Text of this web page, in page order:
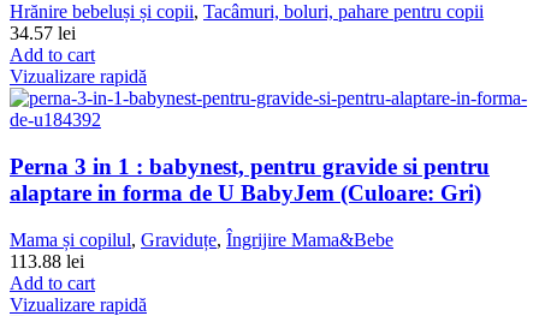
Hrănire bebeluși și copii, Tacâmuri, boluri, pahare pentru copii
34.57 lei
Add to cart
Vizualizare rapidă
Perna 3 in 1 : babynest, pentru gravide si pentru
alaptare in forma de U BabyJem (Culoare: Gri)
Mama și copilul, Graviduțe, Îngrijire Mama&Bebe
113.88 lei
Add to cart
Vizualizare rapidă